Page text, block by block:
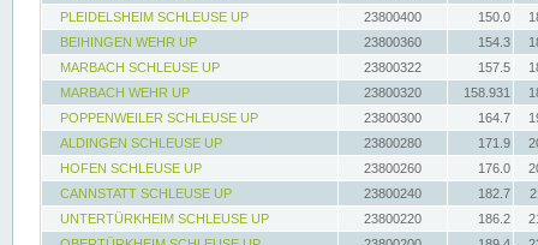
PLEIDELSHEIM SCHLEUSE UP
23800400 150.0
BEIHINGEN WEHR UP
23800360 154.3
MARBACH SCHLEUSE UP
23800322 157.5
MARBACH WEHR UP
23800320 158.931
POPPENWEILER SCHLEUSE UP
23800300 164.7
ALDINGEN SCHLEUSE UP
23800280 171.9
HOFEN SCHLEUSE UP
23800260 176.0
CANNSTATT SCHLEUSE UP
23800240 182.7
UNTERTÜRKHEIM SCHLEUSE UP
23800220 186.2